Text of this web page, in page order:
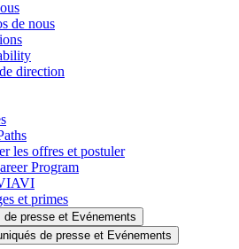
de nous
direction
les offres et postuler
Program
et primes
de presse et Evénements
de presse et Evénements